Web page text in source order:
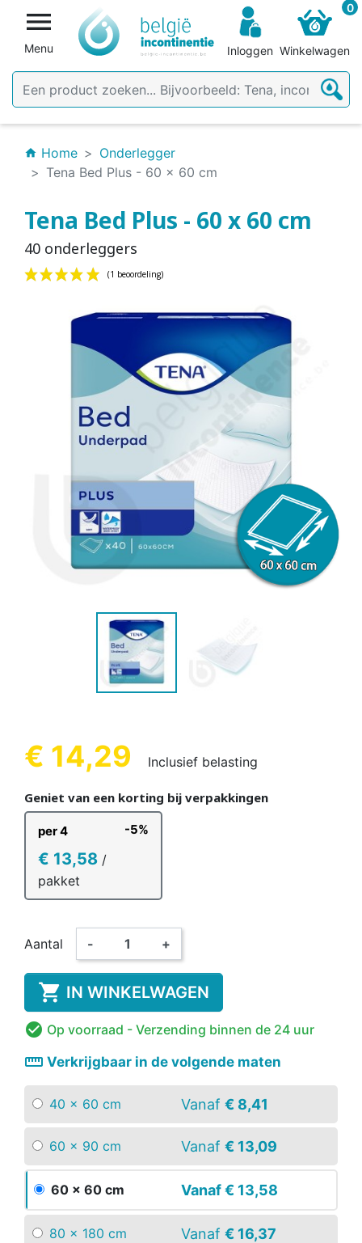

Menu Inloggen
0
Winkelwagen
home Home
Onderlegger
Tena Bed Plus - 60 x 60 cm
Tena Bed Plus - 60 x 60 cm
40 onderleggers
(1 beoordeling)
€ 14,29 Inclusief belasting
Geniet van een korting bij verpakkingen
per 4 -5%
€ 13,58 /
pakket
Aantal - +
 IN WINKELWAGEN
 Op voorraad - Verzending binnen de 24 uur
straighten Verkrijgbaar in de volgende maten
40 x 60 cm Vanaf € 8,41
60 x 90 cm Vanaf € 13,09
60 x 60 cm Vanaf€ 13,58
80 x 180 cm Vanaf € 16,37